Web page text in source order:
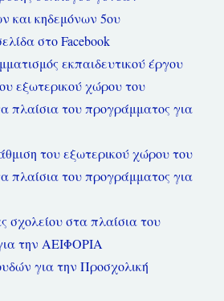
και κηδεμόνων 5ου
στο Facebook
εκπαιδευτικού έργου
εξωτερικού χώρου του
πλαίσια του προγράμματος για
του εξωτερικού χώρου του
πλαίσια του προγράμματος για
σχολείου στα πλαίσια του
την ΑΕΙΦΟΡΙΑ
για την Προσχολική